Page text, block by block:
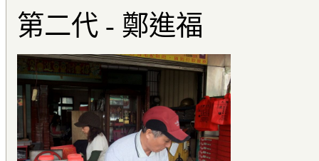
第二代 - 鄭進福